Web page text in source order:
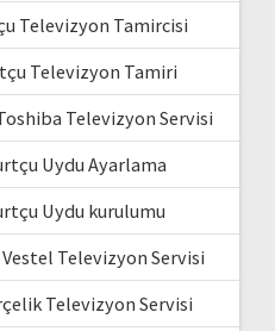
Televizyon Tamircisi
Televizyon Tamiri
Televizyon Servisi
Uydu Ayarlama
Uydu kurulumu
Televizyon Servisi
Televizyon Servisi